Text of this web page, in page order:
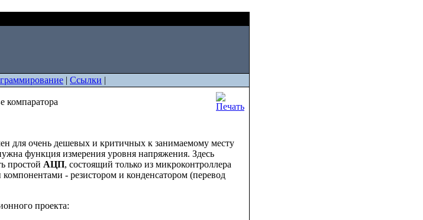
| Ссылки |
компаратора
для очень дешевых и критичных к занимаемому месту
функция измерения уровня напряжения. Здесь
простой АЦП, состоящий только из микроконтроллера
- резистором и конденсатором (перевод
проекта: